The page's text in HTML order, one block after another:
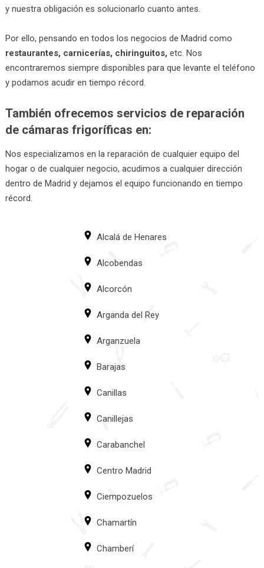
y nuestra obligación es solucionarlo cuanto antes.
Por ello, pensando en todos los negocios de Madrid como
restaurantes, carnicerías, chiringuitos, etc. Nos
encontraremos siempre disponibles para que levante el teléfono
y podamos acudir en tiempo récord.
También ofrecemos servicios de reparación
de cámaras frigoríficas en:
Nos especializamos en la reparación de cualquier equipo del
hogar o de cualquier negocio, acudimos a cualquier dirección
dentro de Madrid y dejamos el equipo funcionando en tiempo
récord.
Alcalá de Henares
Alcobendas
Alcorcón
Arganda del Rey
Arganzuela
Barajas
Canillas
Canillejas
Carabanchel
Centro Madrid
Ciempozuelos
Chamartín
Chamberí